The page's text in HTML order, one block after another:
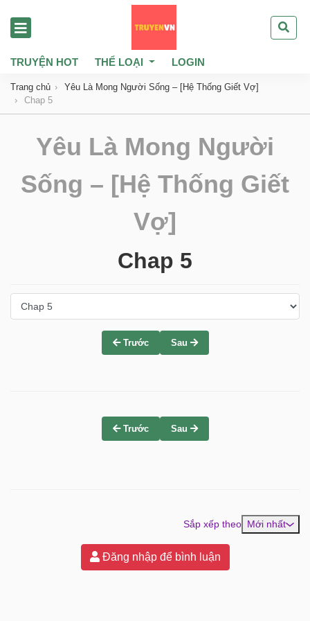
TRUYỆN HOT THỂ LOẠI LOGIN
Trang chủ
Yêu Là Mong Người Sống – [Hệ Thống Giết Vợ]
Chap 5
Yêu Là Mong Người
Sống – [Hệ Thống Giết
Vợ]
Chap 5
Trước Sau
Trước Sau
Sắp xếp theo Mới nhất
Đăng nhập để bình luận